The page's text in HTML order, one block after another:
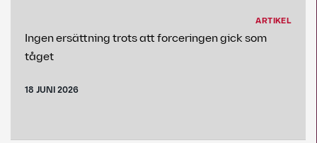
ARTIKEL
Ingen ersättning trots att forceringen gick som
tåget
18 JUNI 2026